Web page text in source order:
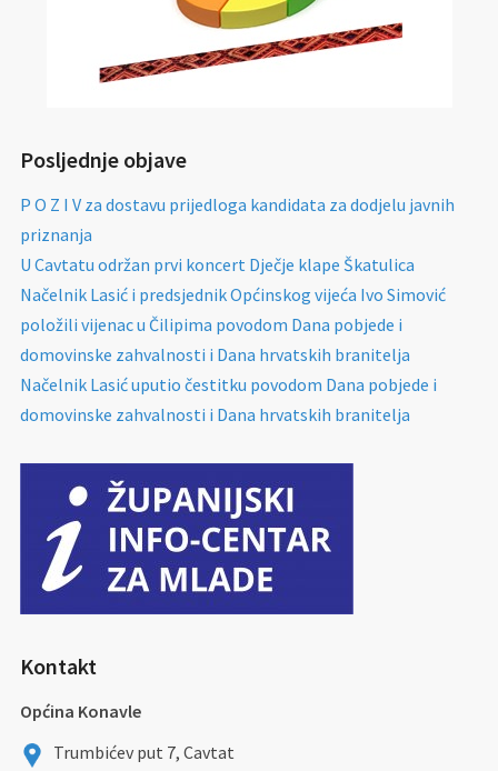
Posljednje objave
P O Z I V za dostavu prijedloga kandidata za dodjelu javnih
priznanja
U Cavtatu održan prvi koncert Dječje klape Škatulica
Načelnik Lasić i predsjednik Općinskog vijeća Ivo Simović
položili vijenac u Čilipima povodom Dana pobjede i
domovinske zahvalnosti i Dana hrvatskih branitelja
Načelnik Lasić uputio čestitku povodom Dana pobjede i
domovinske zahvalnosti i Dana hrvatskih branitelja
Kontakt
Općina Konavle
Trumbićev put 7, Cavtat